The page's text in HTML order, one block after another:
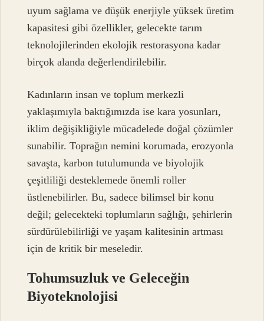
uyum sağlama ve düşük enerjiyle yüksek üretim
kapasitesi gibi özellikler, gelecekte tarım
teknolojilerinden ekolojik restorasyona kadar
birçok alanda değerlendirilebilir.
Kadınların insan ve toplum merkezli
yaklaşımıyla baktığımızda ise kara yosunları,
iklim değişikliğiyle mücadelede doğal çözümler
sunabilir. Toprağın nemini korumada, erozyonla
savaşta, karbon tutulumunda ve biyolojik
çeşitliliği desteklemede önemli roller
üstlenebilirler. Bu, sadece bilimsel bir konu
değil; gelecekteki toplumların sağlığı, şehirlerin
sürdürülebilirliği ve yaşam kalitesinin artması
için de kritik bir meseledir.
Tohumsuzluk ve Geleceğin
Biyoteknolojisi